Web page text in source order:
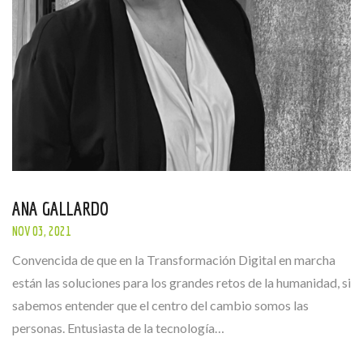
ANA GALLARDO
NOV 03, 2021
Convencida de que en la Transformación Digital en marcha
están las soluciones para los grandes retos de la humanidad, si
sabemos entender que el centro del cambio somos las
personas. Entusiasta de la tecnología…